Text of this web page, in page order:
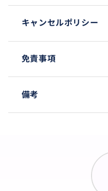
キャンセルポリシー
免責事項
備考